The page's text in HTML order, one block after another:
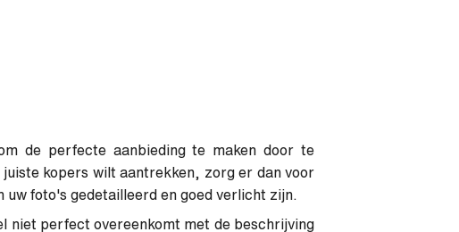
de perfecte aanbieding te maken door te
kopers wilt aantrekken, zorg er dan voor
foto's gedetailleerd en goed verlicht zijn.
niet perfect overeenkomt met de beschrijving